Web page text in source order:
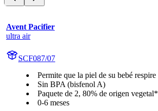
Avent Pacifier
ultra air
SCF087/07
Permite que la piel de su bebé respire
Sin BPA (bisfenol A)
Paquete de 2, 80% de origen vegetal*
0-6 meses